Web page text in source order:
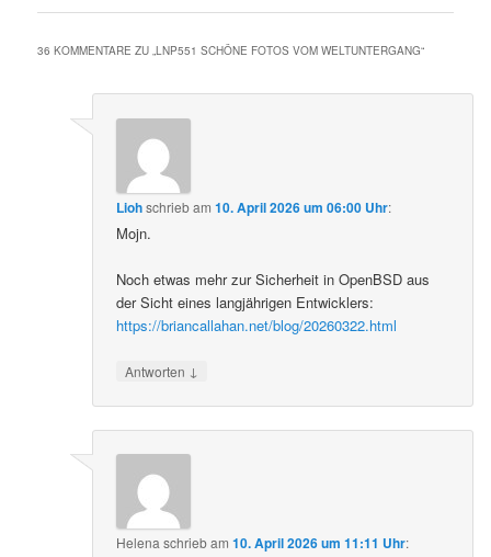
36 KOMMENTARE ZU „LNP551 SCHÖNE FOTOS VOM WELTUNTERGANG“
Liohschriebam10. April 2026 um 06:00 Uhr:
Mojn.
Noch etwas mehr zur Sicherheit in OpenBSD aus
der Sicht eines langjährigen Entwicklers:
https://briancallahan.net/blog/20260322.html
Antworten ↓
Helena schriebam10. April 2026 um 11:11 Uhr: